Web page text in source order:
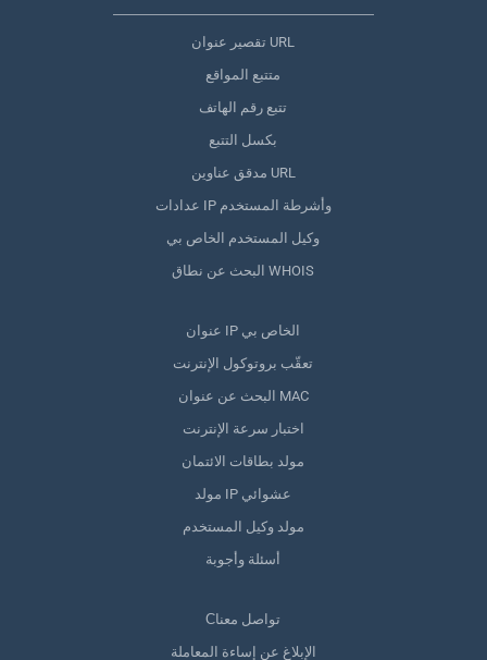
تقصير عنوان URL
متتبع المواقع
تتبع رقم الهاتف
بكسل التتبع
مدقق عناوين URL
عدادات IP وأشرطة المستخدم
وكيل المستخدم الخاص بي
البحث عن نطاق WHOIS
عنوان IP الخاص بي
تعقّب بروتوكول الإنترنت
البحث عن عنوان MAC
اختبار سرعة الإنترنت
مولد بطاقات الائتمان
مولد IP عشوائي
مولد وكيل المستخدم
أسئلة وأجوبة
Сتواصل معنا
الإبلاغ عن إساءة المعاملة